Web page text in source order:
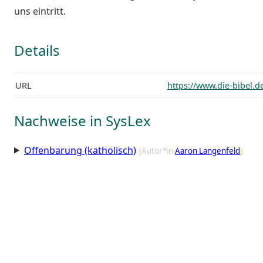
uns eintritt.
Details
URL https://www.die-
Nachweise in SysLex
Offenbarung (katholisch) (Autor*in Aaron Langenfeld)